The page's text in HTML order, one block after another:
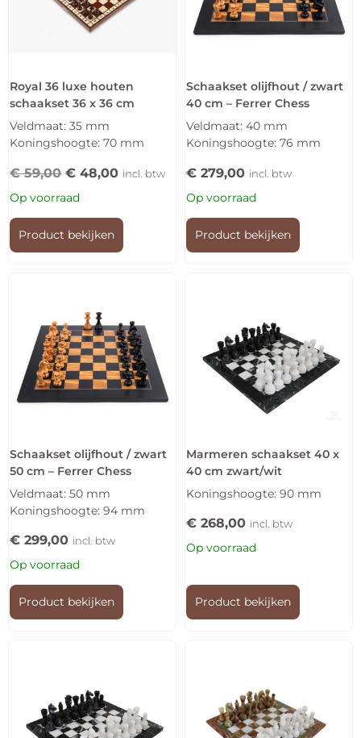
Royal 36 luxe houten
schaakset 36 x 36 cm
Veldmaat: 35 mm
Koningshoogte: 70 mm
€59,00 € 48,00 incl. btw
Op voorraad
Product bekijken
Schaakset olijfhout / zwart
40 cm – Ferrer Chess
Veldmaat: 40 mm
Koningshoogte: 76 mm
€ 279,00 incl. btw
Op voorraad
Product bekijken
Schaakset olijfhout / zwart
50 cm – Ferrer Chess
Veldmaat: 50 mm
Koningshoogte: 94 mm
€ 299,00 incl. btw
Op voorraad
Product bekijken
Marmeren schaakset 40 x
40 cm zwart/wit
Koningshoogte: 90 mm
€ 268,00 incl. btw
Op voorraad
Product bekijken